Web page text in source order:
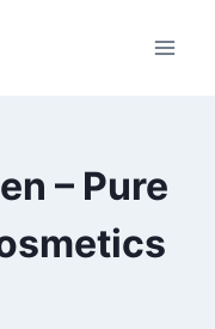
– Pure